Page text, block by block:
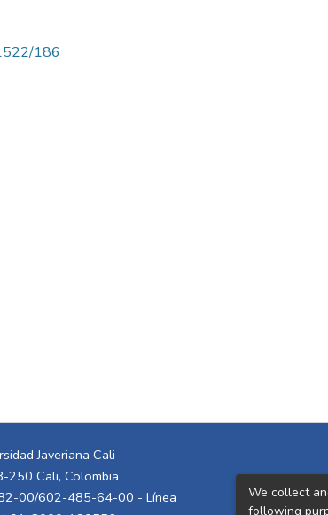
186
Javeriana Cali
250 Cali, Colombia
00/602-485-64-00 - Línea
We collect
following